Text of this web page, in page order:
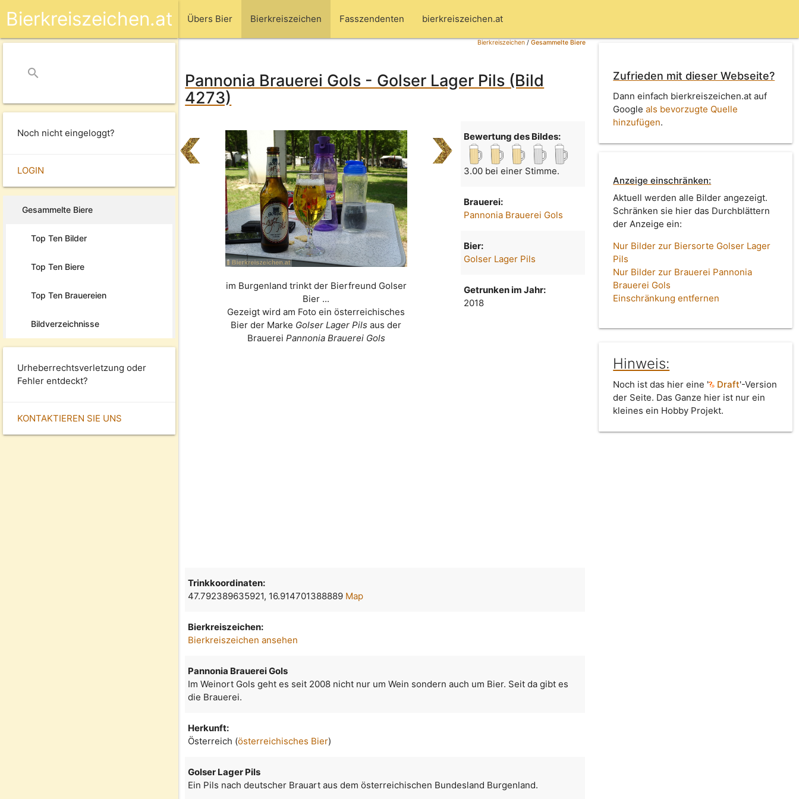
Übers Bier Bierkreiszeichen Fasszendenten bierkreiszeichen.at
Bierkreiszeichen.at
search
Noch nicht eingeloggt?
LOGIN
Gesammelte Biere
Top Ten Bilder
Top Ten Biere
Top Ten Brauereien
Bildverzeichnisse
Urheberrechtsverletzung oder
Fehler entdeckt?
KONTAKTIEREN SIE UNS
Bierkreiszeichen/Gesammelte Biere
Pannonia Brauerei Gols - Golser Lager Pils (Bild
4273)
im Burgenland trinkt der Bierfreund Golser
Bier ...
Gezeigt wird am Foto ein österreichisches
Bier der Marke Golser Lager Pils aus der
Brauerei Pannonia Brauerei Gols
Bewertung des Bildes:
3.00 bei einer Stimme.
Brauerei:
Pannonia Brauerei Gols
Bier:
Golser Lager Pils
Getrunken im Jahr:
2018
Zufrieden mit dieser Webseite?
Dann einfach bierkreiszeichen.at auf
Googleals bevorzugte Quelle
hinzufügen.
Anzeige einschränken:
Aktuell werden alle Bilder angezeigt.
Schränken sie hier das Durchblättern
der Anzeige ein:
Nur Bilder zur Biersorte Golser Lager
Pils
Nur Bilder zur Brauerei Pannonia
Brauerei Gols
Einschränkung entfernen
Hinweis:
Noch ist das hier eine ' Draft'-Version
der Seite. Das Ganze hier ist nur ein
kleines ein Hobby Projekt.
Trinkkoordinaten:
47.792389635921, 16.914701388889 Map
Bierkreiszeichen:
Bierkreiszeichen ansehen
Pannonia Brauerei Gols
Im Weinort Gols geht es seit 2008 nicht nur um Wein sondern auch um Bier. Seit da gibt es
die Brauerei.
Herkunft:
Österreich (österreichisches Bier)
Golser Lager Pils
Ein Pils nach deutscher Brauart aus dem österreichischen Bundesland Burgenland.